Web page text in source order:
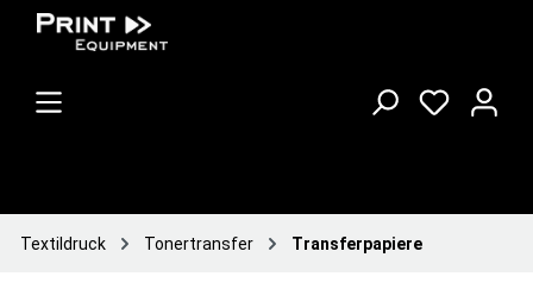
Textildruck Tonertransfer Transferpapiere